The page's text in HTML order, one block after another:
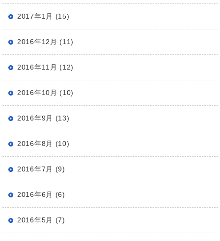
2017年1月 (15)
2016年12月 (11)
2016年11月 (12)
2016年10月 (10)
2016年9月 (13)
2016年8月 (10)
2016年7月 (9)
2016年6月 (6)
2016年5月 (7)